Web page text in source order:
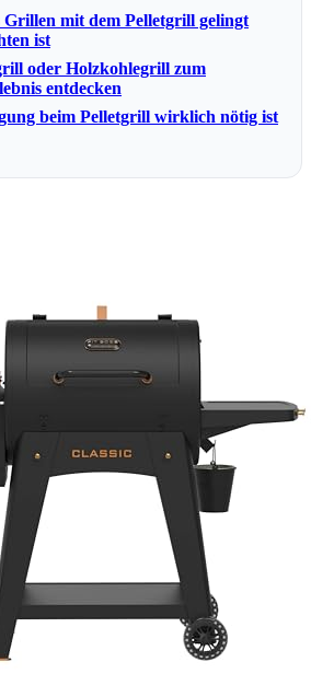
Grillen mit dem Pelletgrill gelingt
ist
oder Holzkohlegrill zum
entdecken
beim Pelletgrill wirklich nötig ist